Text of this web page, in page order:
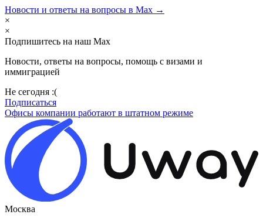
Новости и ответы на вопросы в Max →
×
×
Подпишитесь на наш Max
Новости, ответы на вопросы, помощь с визами и
иммиграцией
Не сегодня :(
Подписаться
Офисы компании работают в штатном режиме
Москва